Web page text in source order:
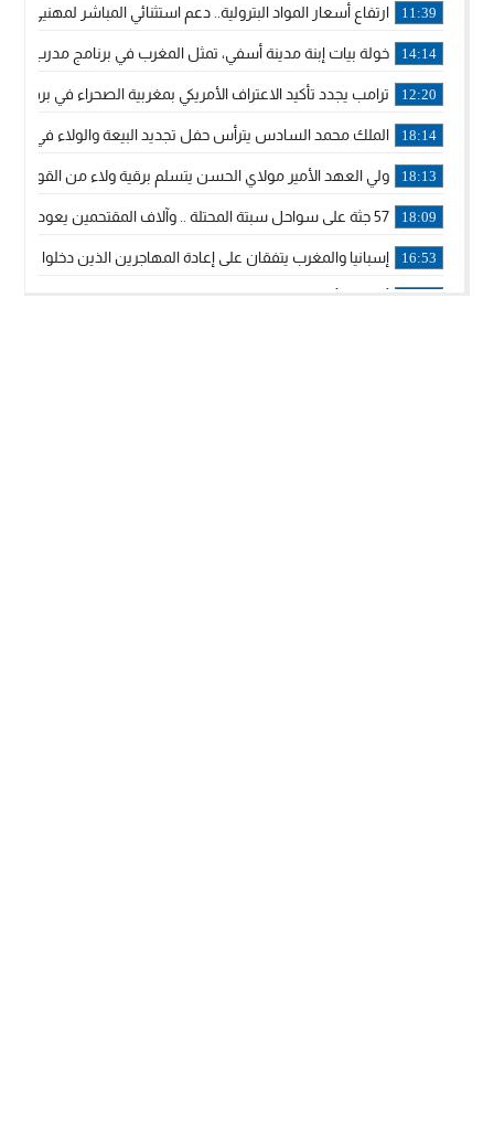
11:39 ارتفاع أسعار المواد البترولية.. دعم استثنائي المباشر لمهنيي
14:14 خولة بيات إبنة مدينة أسفي، تمثل المغرب في برنامج مدرب
12:20 ترامب يجدد تأكيد الاعتراف الأمريكي بمغربية الصحراء في برقية
18:14 الملك محمد السادس يترأس حفل تجديد البيعة والولاء في
18:13 ولي العهد الأمير مولاي الحسن يتسلم برقية ولاء من القوات
18:09 57 جثة على سواحل سبتة المحتلة .. وآلاف المقتحمين يعودون إلى المغرب
16:53 إسبانيا والمغرب يتفقان على إعادة المهاجرين الذين دخلوا سبتة